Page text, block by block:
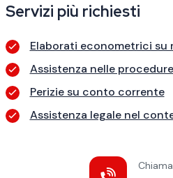
Servizi più richiesti
Elaborati econometrici su
Assistenza nelle
Perizie su conto corrente
Assistenza legale nel